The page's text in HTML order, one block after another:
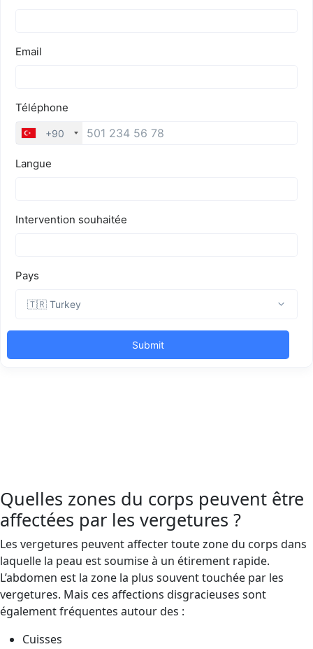
Quelles zones du corps peuvent être
affectées par les vergetures ?
Les vergetures peuvent affecter toute zone du corps dans
laquelle la peau est soumise à un étirement rapide.
L’abdomen est la zone la plus souvent touchée par les
vergetures. Mais ces affections disgracieuses sont
également fréquentes autour des :
Cuisses